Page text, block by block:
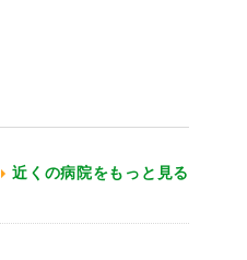
近くの病院をもっと見る